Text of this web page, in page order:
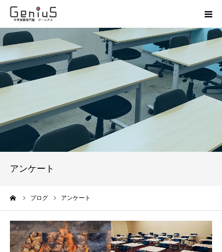
アンケート
ブログ アンケート
授業
志望校別特訓
模試
お問い合わせ